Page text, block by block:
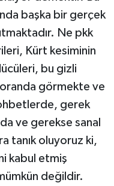
başka bir gerçek
Ne pkk
Kürt kesiminin
bu gizli
oranda görmekte ve
gerek
ve gerekse sanal
tanık oluyoruz ki,
kabul etmiş
değildir.